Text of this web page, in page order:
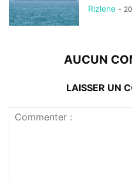
Rizlene -
AUCUN
LAISSER UN